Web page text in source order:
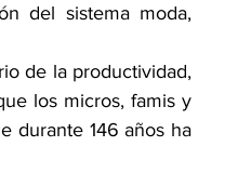
del sistema moda,
de la productividad,
los micros, famis y
durante 146 años ha